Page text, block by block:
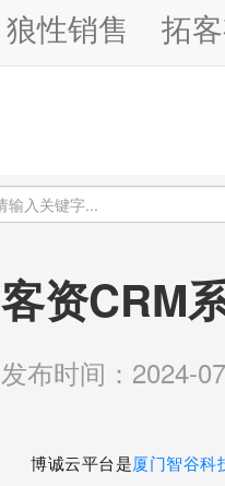
狼性销售 拓
客资CRM
发布时间：2024-
博诚云平台是厦门智谷科